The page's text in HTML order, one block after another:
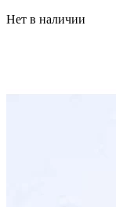
Нет в наличии